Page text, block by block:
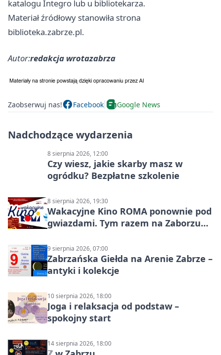
katalogu Integro lub u bibliotekarza.
Materiał źródłowy stanowiła strona
biblioteka.zabrze.pl.
Autor:redakcja wrotazabrza
Zaobserwuj nas! Facebook Google News
Nadchodzące wydarzenia
8 sierpnia 2026, 12:00
Czy wiesz, jakie skarby masz w
ogródku? Bezpłatne szkolenie
8 sierpnia 2026, 19:30
Wakacyjne Kino ROMA ponownie pod
gwiazdami. Tym razem na Zaborzu
9 sierpnia 2026, 07:00
Zabrzańska Giełda na Arenie Zabrze –
antyki i kolekcje
10 sierpnia 2026, 18:00
Joga i relaksacja od podstaw –
spokojny start
14 sierpnia 2026, 18:00